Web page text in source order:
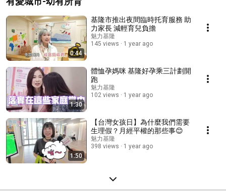
0:44
基隆市推出夜間臨時托育服務 助
力家長 減輕育兒負擔
魅力基隆
145 views
1 year ago
1:30
體恤孕媽咪 基隆好孕乘三計劃開
跑
魅力基隆
102 views
1 year ago
1:50
【台灣女孩日】為什麼我們需要
生理假？月經平權的那些事😊
魅力基隆
398 views
1 year ago